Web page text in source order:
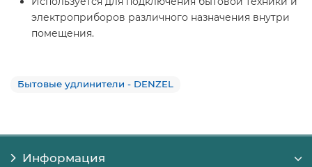
электроприборов различного назначения внутри
помещения.
Бытовые удлинители - DENZEL
Информация